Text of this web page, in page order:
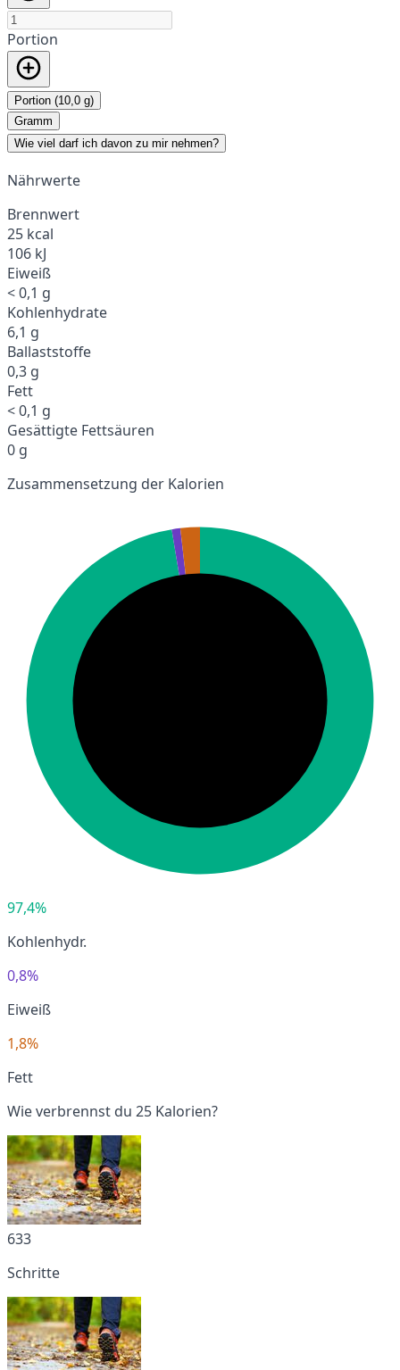
Portion
Portion (10,0 g)
Gramm
Wie viel darf ich davon zu mir nehmen?
Nährwerte
Brennwert
25 kcal
106 kJ
Eiweiß
< 0,1 g
Kohlenhydrate
6,1 g
Ballaststoffe
0,3 g
Fett
< 0,1 g
Gesättigte Fettsäuren
0 g
Zusammensetzung der Kalorien
97,4%
Kohlenhydr.
0,8%
Eiweiß
1,8%
Fett
Wie verbrennst du 25 Kalorien?
633
Schritte